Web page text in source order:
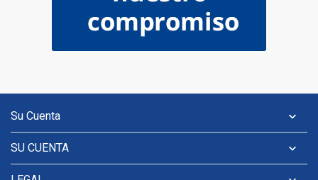
Su Cuenta 
SU CUENTA 